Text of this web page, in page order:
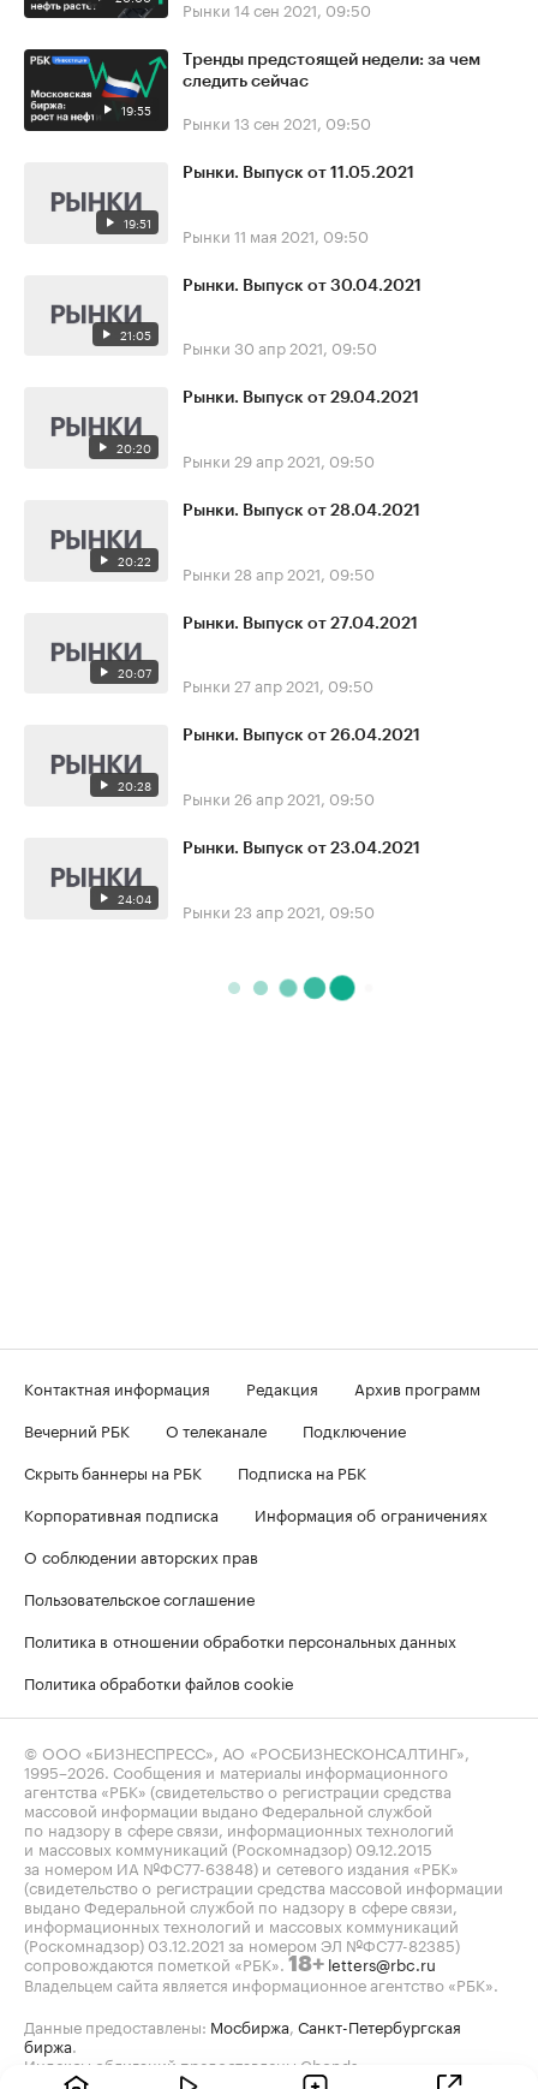
Рынки 14 сен 2021, 09:50
19:55
Тренды предстоящей недели: за чем
следить сейчас
Рынки 13 сен 2021, 09:50
19:51
Рынки. Выпуск от 11.05.2021
Рынки 11 мая 2021, 09:50
21:05
Рынки. Выпуск от 30.04.2021
Рынки 30 апр 2021, 09:50
20:20
Рынки. Выпуск от 29.04.2021
Рынки 29 апр 2021, 09:50
20:22
Рынки. Выпуск от 28.04.2021
Рынки 28 апр 2021, 09:50
20:07
Рынки. Выпуск от 27.04.2021
Рынки 27 апр 2021, 09:50
20:28
Рынки. Выпуск от 26.04.2021
Рынки 26 апр 2021, 09:50
24:04
Рынки. Выпуск от 23.04.2021
Рынки 23 апр 2021, 09:50
Контактная информация Редакция
Архив программ
Вечерний РБК
О телеканале
Подключение
Скрыть баннеры на РБК
Подписка на РБК
Корпоративная подписка
Информация об ограничениях
О соблюдении авторских прав
Пользовательское соглашение
Политика в отношении обработки персональных данных
Политика обработки файлов cookie
© ООО «БИЗНЕСПРЕСС», АО «РОСБИЗНЕСКОНСАЛТИНГ»,
1995–2026 . Сообщения и материалы информационного
агентства «РБК» (свидетельство о регистрации средства
массовой информации выдано Федеральной службой
по надзору в сфере связи, информационных технологий
и массовых коммуникаций (Роскомнадзор) 09.12.2015
за номером ИА №ФС77-63848) и сетевого издания «РБК»
(свидетельство о регистрации средства массовой информации
выдано Федеральной службой по надзору в сфере связи,
информационных технологий и массовых коммуникаций
(Роскомнадзор) 03.12.2021 за номером ЭЛ №ФС77-82385)
сопровождаются пометкой «РБК». 18+ letters@rbc.ru
Владельцем сайта является информационное агентство «РБК».
Данные предоставлены: Мосбиржа Санкт-Петербургская
биржа
Индексы облигаций предоставлены Cbonds.